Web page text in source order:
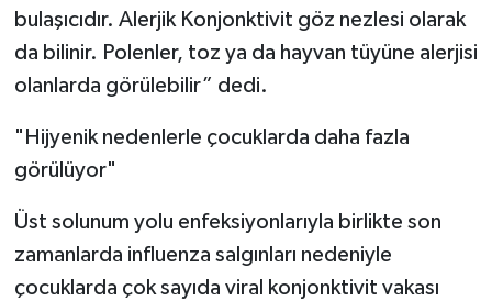
bulaşıcıdır. Alerjik Konjonktivit göz nezlesi olarak
da bilinir. Polenler, toz ya da hayvan tüyüne alerjisi
olanlarda görülebilir” dedi.
"Hijyenik nedenlerle çocuklarda daha fazla
görülüyor"
Üst solunum yolu enfeksiyonlarıyla birlikte son
zamanlarda influenza salgınları nedeniyle
çocuklarda çok sayıda viral konjonktivit vakası